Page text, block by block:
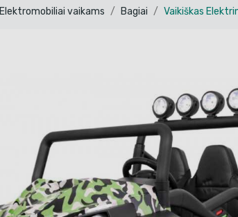
Elektromobiliai vaikams Bagiai Vaikiškas